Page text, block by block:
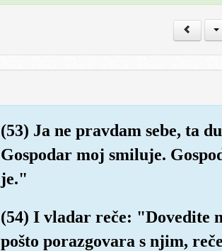
(53) Ja ne pravdam sebe, ta
Gospodar moj smiluje.
je."
(54) I vladar reče: "Dovedite
pošto porazgovara s njim,